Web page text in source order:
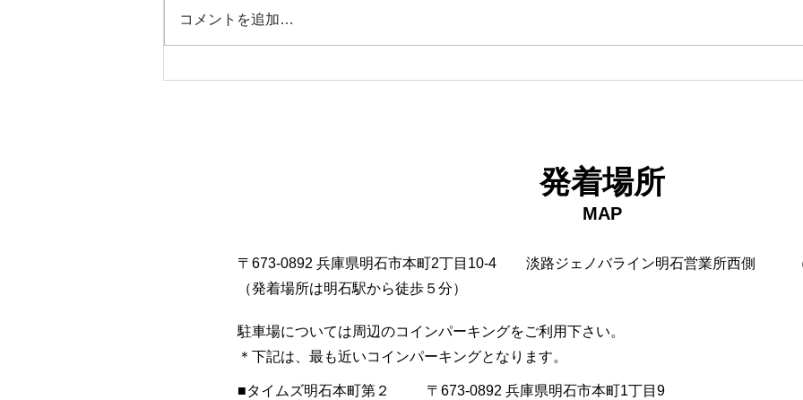
コメントを追加…
発着場所
MAP
〒673-0892 兵庫県明石市本町2丁目10-4 淡路ジェノバライン明石営業所西側
​（発着場所は明石駅から徒歩５分）
駐車場については周辺のコインパーキングをご利用下さい。
​＊下記は、最も近いコインパーキングとなります。
■​タイムズ明石本町第２
〒673-0892 兵庫県明石市本町1丁目9